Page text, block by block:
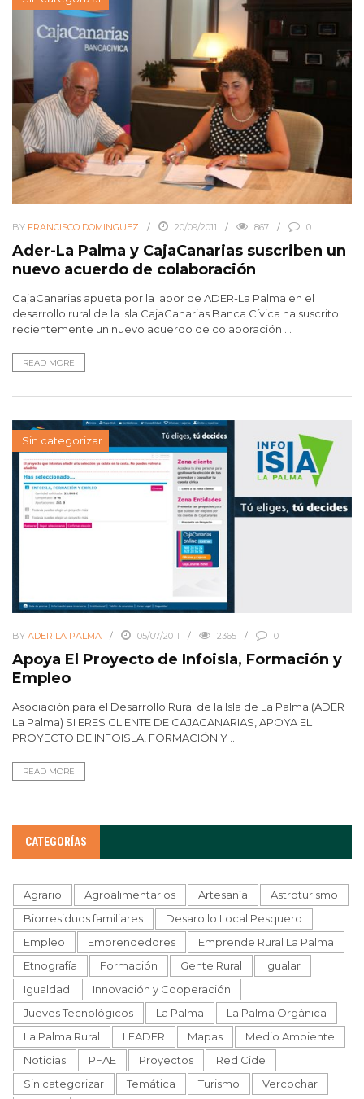
BY FRANCISCO DOMINGUEZ 20/09/2011 867 0
Ader-La Palma y CajaCanarias suscriben un
nuevo acuerdo de colaboración
CajaCanarias apueta por la labor de ADER-La Palma en el
desarrollo rural de la Isla CajaCanarias Banca Cívica ha suscrito
recientemente un nuevo acuerdo de colaboración ...
READ MORE
Sin categorizar
BY ADER LA PALMA 05/07/2011 2365 0
Apoya El Proyecto de Infoisla, Formación y
Empleo
Asociación para el Desarrollo Rural de la Isla de La Palma (ADER
La Palma) SI ERES CLIENTE DE CAJACANARIAS, APOYA EL
PROYECTO DE INFOISLA, FORMACIÓN Y ...
READ MORE
CATEGORÍAS
Agrario Agroalimentarios Artesanía
Astroturismo
Biorresiduos familiares
Desarollo Local Pesquero
Empleo
Emprendedores
Emprende Rural La Palma
Etnografía
Formación Gente Rural
Igualar
Igualdad
Innovación y Cooperación
Jueves Tecnológicos
La Palma
La Palma Orgánica
La Palma Rural
LEADER Mapas
Medio Ambiente
Noticias
PFAE Proyectos
Red Cide
Sin categorizar
Temática Turismo
Vercochar